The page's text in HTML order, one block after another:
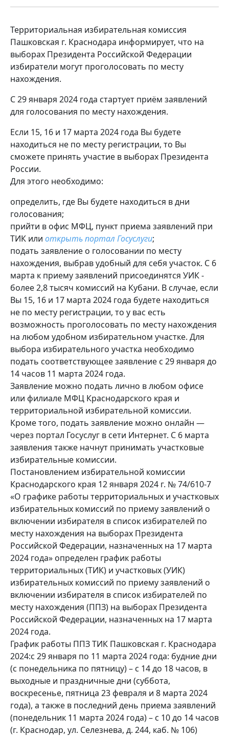
Территориальная избирательная комиссия
Пашковская г. Краснодара информирует, что на
выборах Президента Российской Федерации
избиратели могут проголосовать по месту
нахождения.
С 29 января 2024 года стартует приём заявлений
для голосования по месту нахождения.
Если 15, 16 и 17 марта 2024 года Вы будете
находиться не по месту регистрации, то Вы
сможете принять участие в выборах Президента
России.
Для этого необходимо:
определить, где Вы будете находиться в дни
голосования;
прийти в офис МФЦ, пункт приема заявлений при
ТИК или открыть портал Госуслуги;
подать заявление о голосовании по месту
нахождения, выбрав удобный для себя участок. С 6
марта к приему заявлений присоединятся УИК -
более 2,8 тысяч комиссий на Кубани. В случае, если
Вы 15, 16 и 17 марта 2024 года будете находиться
не по месту регистрации, то у вас есть
возможность проголосовать по месту нахождения
на любом удобном избирательном участке. Для
выбора избирательного участка необходимо
подать соответствующее заявление с 29 января до
14 часов 11 марта 2024 года.
Заявление можно подать лично в любом офисе
или филиале МФЦ Краснодарского края и
территориальной избирательной комиссии.
Кроме того, подать заявление можно онлайн —
через портал Госуслуг в сети Интернет. С 6 марта
заявления также начнут принимать участковые
избирательные комиссии.
Постановлением избирательной комиссии
Краснодарского края 12 января 2024 г. № 74/610-7
«О графике работы территориальных и участковых
избирательных комиссий по приему заявлений о
включении избирателя в список избирателей по
месту нахождения на выборах Президента
Российской Федерации, назначенных на 17 марта
2024 года» определен график работы
территориальных (ТИК) и участковых (УИК)
избирательных комиссий по приему заявлений о
включении избирателя в список избирателей по
месту нахождения (ППЗ) на выборах Президента
Российской Федерации, назначенных на 17 марта
2024 года.
График работы ППЗ ТИК Пашковская г. Краснодара
2024:с 29 января по 11 марта 2024 года: будние дни
(с понедельника по пятницу) – с 14 до 18 часов, в
выходные и праздничные дни (суббота,
воскресенье, пятница 23 февраля и 8 марта 2024
года), а также в последний день приема заявлений
(понедельник 11 марта 2024 года) – с 10 до 14 часов
(г. Краснодар, ул. Селезнева, д. 244, каб. № 106)